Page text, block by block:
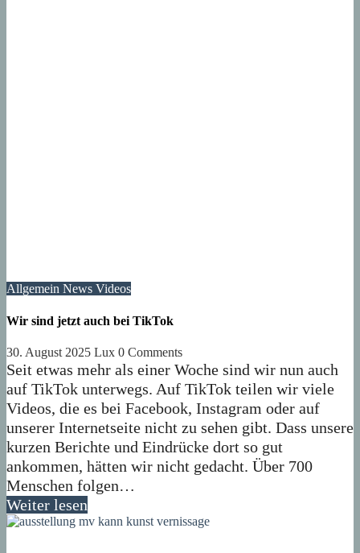
Allgemein News Videos
Wir sind jetzt auch bei TikTok
30. August 2025 Lux 0 Comments
Seit etwas mehr als einer Woche sind wir nun auch
auf TikTok unterwegs. Auf TikTok teilen wir viele
Videos, die es bei Facebook, Instagram oder auf
unserer Internetseite nicht zu sehen gibt. Dass unsere
kurzen Berichte und Eindrücke dort so gut
ankommen, hätten wir nicht gedacht. Über 700
Menschen folgen…
Weiter lesen